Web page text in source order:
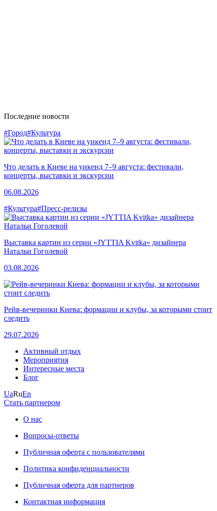
Последние новости
#Город#Культура
Что делать в Киеве на уикенд 7–9 августа: фестивали,
концерты, выставки и экскурсии
06.08.2026
#Культура#Пресс-релизы
Выставка картин из серии «JYTTIA Kvitka» дизайнера
Натальи Гоголевой
03.08.2026
Рейв-вечеринки Киева: формации и клубы, за которыми стоит
следить
29.07.2026
Активный отдых
Мероприятия
Интересные места
Блог
UaRuEn
Стать партнером
О нас
Вопросы-ответы
Публичная оферта с пользователями
Политика конфиденциальности
Публичная оферта для партнеров
Контактная информация